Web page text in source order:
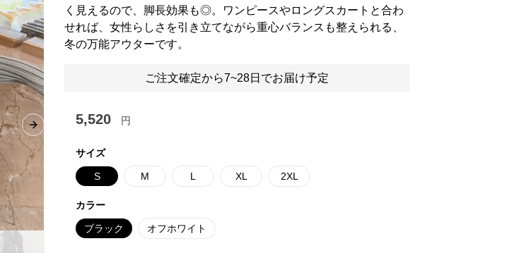
Next slide
く見えるので、脚長効果も◎。ワンピースやロングスカートと合わ
せれば、女性らしさを引き立てながら重心バランスも整えられる、
冬の万能アウターです。
ご注文確定から7~28日でお届け予定
5,520 円
サイズ
S M L XL 2XL
カラー
ブラック オフホワイト